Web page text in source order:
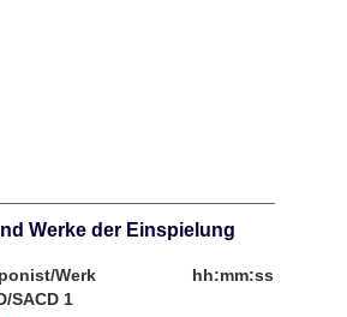
Werke der Einspielung
Werk
hh:mm:ss
SACD 1